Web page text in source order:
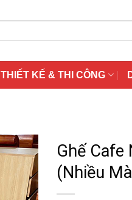
THIẾT KẾ & THI CÔNG
Ghế Cafe
(Nhiều